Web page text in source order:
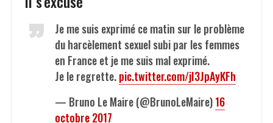
Je me suis exprimé ce matin sur le problème
du harcèlement sexuel subi par les femmes
en France et je me suis mal exprimé.
Je le regrette.pic.twitter.com/jI3JpAyKFh
— Bruno Le Maire (@BrunoLeMaire)16
octobre 2017